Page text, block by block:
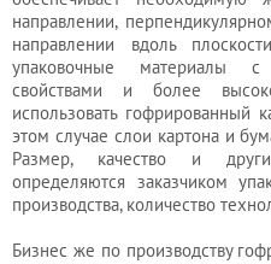
направлении,
направлении вдоль
упаковочные материалы
свойствами и более
использовать гофрированный
этом случае слои картона и
Размер, качество и
определяются заказчиком
производства, количество
Бизнес же по производству
Лицензии
и
разрешения